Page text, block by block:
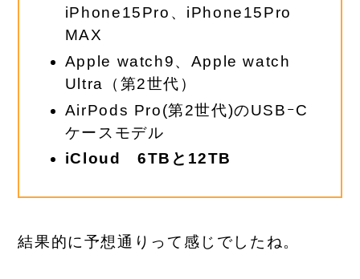
iPhone15Pro、iPhone15Pro
MAX
Apple watch9、Apple watch
Ultra（第2世代）
AirPods Pro(第2世代)のUSBｰC
ケースモデル
iCloud 6TBと12TB
結果的に予想通りって感じでしたね。